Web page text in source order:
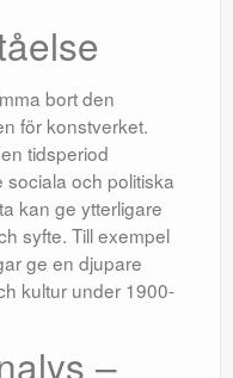
bort den
för konstverket.
tidsperiod
och politiska
kan ge ytterligare
syfte. Till exempel
ge en djupare
kultur under 1900-
–